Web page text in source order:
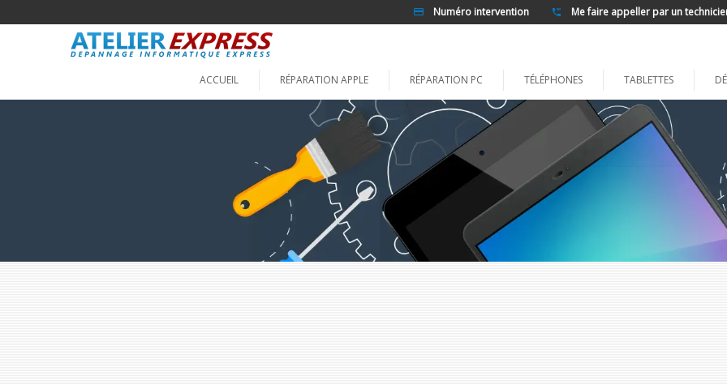
Me faire appeller par un
Numéro intervention
ACCUEIL RÉPARATION APPLE RÉPARATION PC TÉLÉPHONES TABLETTES